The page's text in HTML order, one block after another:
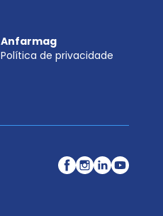
Anfarmag
Política de privacidade